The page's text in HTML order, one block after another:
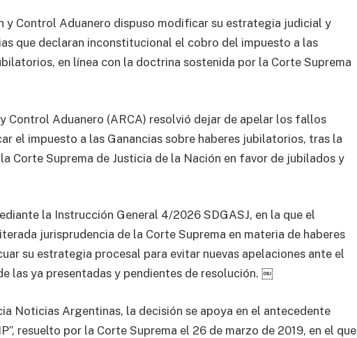
y Control Aduanero dispuso modificar su estrategia judicial y
que declaran inconstitucional el cobro del impuesto a las
en línea con la doctrina sostenida por la Corte Suprema
Control Aduanero (ARCA) resolvió dejar de apelar los fallos
el impuesto a las Ganancias sobre haberes jubilatorios, tras la
Corte Suprema de Justicia de la Nación en favor de jubilados y
la Instrucción General 4/2026 SDGASJ, en la que el
jurisprudencia de la Corte Suprema en materia de haberes
su estrategia procesal para evitar nuevas apelaciones ante el
las ya presentadas y pendientes de resolución. ￼
Noticias Argentinas, la decisión se apoya en el antecedente
resuelto por la Corte Suprema el 26 de marzo de 2019, en el que